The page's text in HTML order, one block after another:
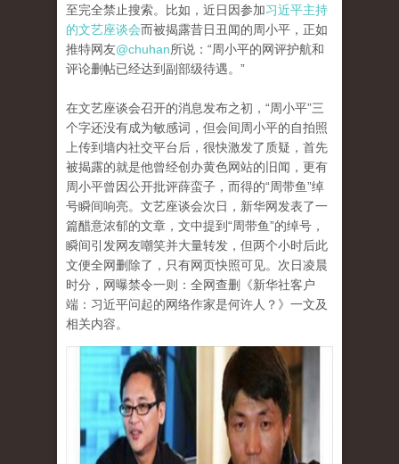
至完全禁止搜索。比如，近日因参加习近平主持
的文艺座谈会而被揭露昔日丑闻的周小平，正如
推特网友@chuhan所说：“周小平的网评护航和
评论删帖已经达到副部级待遇。”
在文艺座谈会召开的消息发布之初，“周小平”三
个字还没有成为敏感词，但会间周小平的自拍照
上传到墙内社交平台后，很快激发了质疑，首先
被揭露的就是他曾经创办黄色网站的旧闻，更有
周小平曾因公开批评薛蛮子，而得的“周带鱼”绰
号瞬间响亮。文艺座谈会次日，新华网发表了一
篇醋意浓郁的文章，文中提到“周带鱼”的绰号，
瞬间引发网友嘲笑并大量转发，但两个小时后此
文便全网删除了，只有网页快照可见。次日凌晨
时分，网曝禁令一则：全网查删《新华社客户
端：习近平问起的网络作家是何许人？》一文及
相关内容。